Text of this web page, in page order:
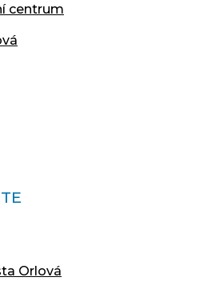
centrum
Orlová